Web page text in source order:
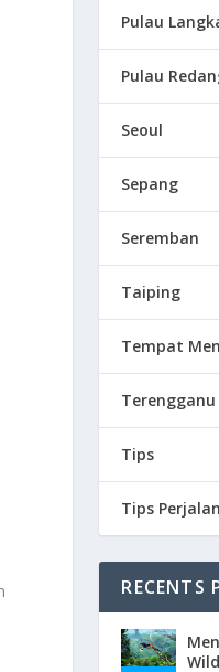
Pulau
Pulau
Seoul
Sepang
Seremban
Taiping
Tempat
Terengganu
Tips
Tips
RECENTS